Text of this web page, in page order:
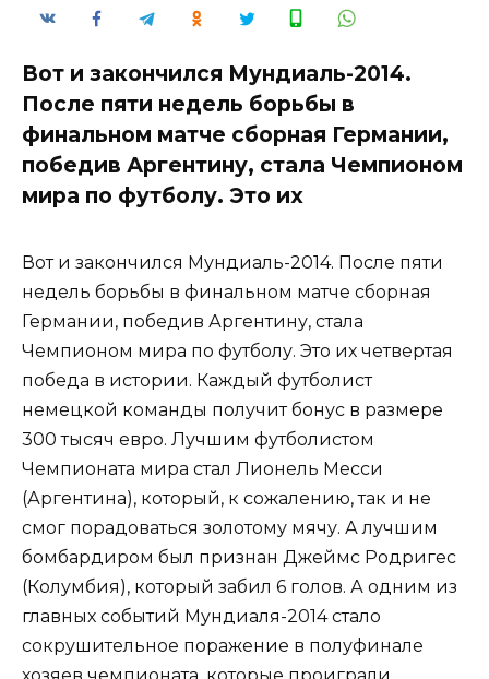
Вот и закончился Мундиаль-2014.
После пяти недель борьбы в
финальном матче сборная Германии,
победив Аргентину, стала Чемпионом
мира по футболу. Это их
Вот и закончился Мундиаль-2014. После пяти
недель борьбы в финальном матче сборная
Германии, победив Аргентину, стала
Чемпионом мира по футболу. Это их четвертая
победа в истории. Каждый футболист
немецкой команды получит бонус в размере
300 тысяч евро. Лучшим футболистом
Чемпионата мира стал Лионель Месси
(Аргентина), который, к сожалению, так и не
смог порадоваться золотому мячу. А лучшим
бомбардиром был признан Джеймс Родригес
(Колумбия), который забил 6 голов. А одним из
главных событий Мундиаля-2014 стало
сокрушительное поражение в полуфинале